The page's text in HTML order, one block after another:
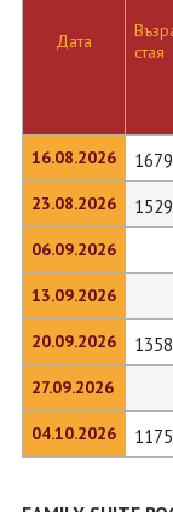
Дата
16.08.2026
23.08.2026
06.09.2026
13.09.2026
20.09.2026
27.09.2026
04.10.2026
стая
1679
1529
1358
1175